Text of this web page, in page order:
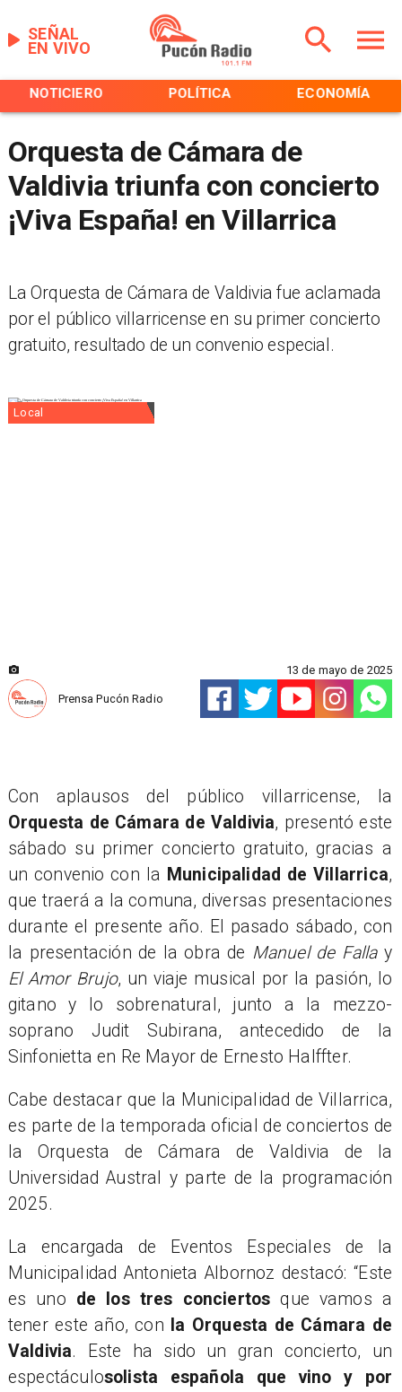
EN VIVO
SEÑAL
NOTICIERO POLÍTICA ECONOMÍA
Orquesta de Cámara de
Valdivia triunfa con concierto
¡Viva España! en Villarrica
La Orquesta de Cámara de Valdivia fue aclamada
por el público villarricense en su primer concierto
gratuito, resultado de un convenio especial.
Local
Prensa Pucón Radio
13 de mayo de 2025
Con aplausos del público villarricense, la
Orquesta de Cámara de Valdivia, presentó este
sábado su primer concierto gratuito, gracias a
un convenio con la Municipalidad de Villarrica,
que traerá a la comuna, diversas presentaciones
durante el presente año. El pasado sábado, con
la presentación de la obra de Manuel de Fallay
El Amor Brujo, un viaje musical por la pasión, lo
gitano y lo sobrenatural, junto a la mezzo-
soprano Judit Subirana, antecedido de la
Sinfonietta en Re Mayor de Ernesto Halffter.
Cabe destacar que la Municipalidad de Villarrica,
es parte de la temporada oficial de conciertos de
la Orquesta de Cámara de Valdivia de la
Universidad Austral y parte de la programación
2025.
La encargada de Eventos Especiales de la
Municipalidad Antonieta Albornoz destacó: “Este
es uno de los tres conciertos que vamos a
tener este año, con
la Orquesta de Cámara de
Valdivia. Este ha sido un gran concierto, un
espectáculosolista española que vino y por